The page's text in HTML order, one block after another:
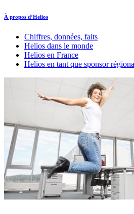
À propos d’Helios
Chiffres, données, faits
Helios dans le monde
Helios en France
Helios en tant que sponsor